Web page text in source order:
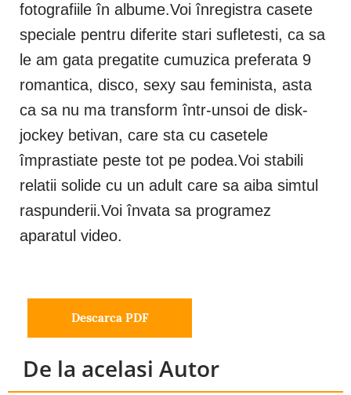
fotografiile în albume.Voi înregistra casete
speciale pentru diferite stari sufletesti, ca sa
le am gata pregatite cumuzica preferata 9
romantica, disco, sexy sau feminista, asta
ca sa nu ma transform într-unsoi de disk-
jockey betivan, care sta cu casetele
împrastiate peste tot pe podea.Voi stabili
relatii solide cu un adult care sa aiba simtul
raspunderii.Voi învata sa programez
aparatul video.
Descarca PDF
De la acelasi Autor